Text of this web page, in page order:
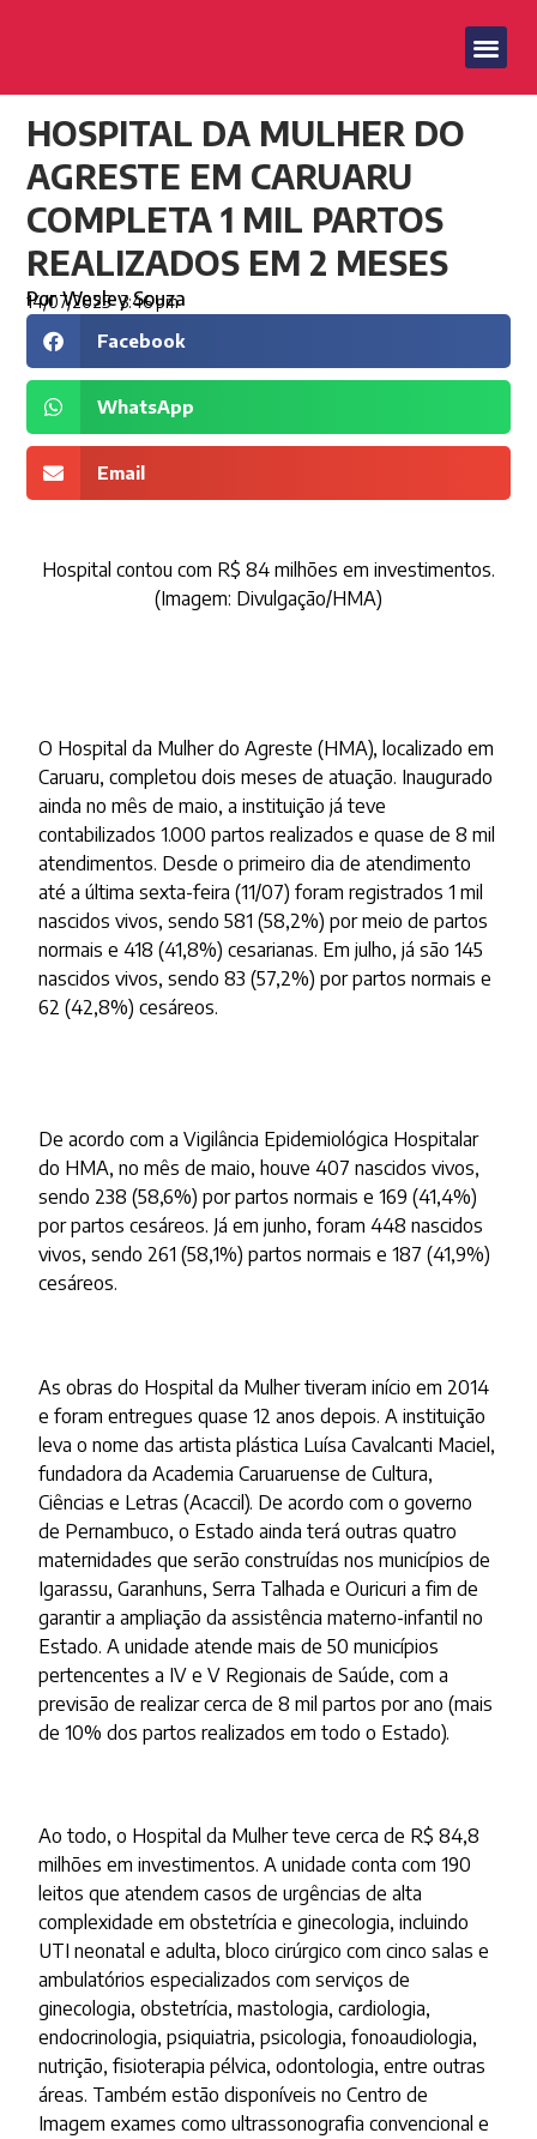
HOSPITAL DA MULHER DO
AGRESTE EM CARUARU
COMPLETA 1 MIL PARTOS
REALIZADOS EM 2 MESES
PorWesley Souza
14/07/2025 3:46 pm
Facebook
WhatsApp
Email
Hospital contou com R$ 84 milhões em investimentos.
(Imagem: Divulgação/HMA)
O Hospital da Mulher do Agreste (HMA), localizado em
Caruaru, completou dois meses de atuação. Inaugurado
ainda no mês de maio, a instituição já teve
contabilizados 1.000 partos realizados e quase de 8 mil
atendimentos. Desde o primeiro dia de atendimento
até a última sexta-feira (11/07) foram registrados 1 mil
nascidos vivos, sendo 581 (58,2%) por meio de partos
normais e 418 (41,8%) cesarianas. Em julho, já são 145
nascidos vivos, sendo 83 (57,2%) por partos normais e
62 (42,8%) cesáreos.
De acordo com a Vigilância Epidemiológica Hospitalar
do HMA, no mês de maio, houve 407 nascidos vivos,
sendo 238 (58,6%) por partos normais e 169 (41,4%)
por partos cesáreos. Já em junho, foram 448 nascidos
vivos, sendo 261 (58,1%) partos normais e 187 (41,9%)
cesáreos.
As obras do Hospital da Mulher tiveram início em 2014
e foram entregues quase 12 anos depois. A instituição
leva o nome das artista plástica Luísa Cavalcanti Maciel,
fundadora da Academia Caruaruense de Cultura,
Ciências e Letras (Acaccil). De acordo com o governo
de Pernambuco, o Estado ainda terá outras quatro
maternidades que serão construídas nos municípios de
Igarassu, Garanhuns, Serra Talhada e Ouricuri a fim de
garantir a ampliação da assistência materno-infantil no
Estado. A unidade atende mais de 50 municípios
pertencentes a IV e V Regionais de Saúde, com a
previsão de realizar cerca de 8 mil partos por ano (mais
de 10% dos partos realizados em todo o Estado).
Ao todo, o Hospital da Mulher teve cerca de R$ 84,8
milhões em investimentos. A unidade conta com 190
leitos que atendem casos de urgências de alta
complexidade em obstetrícia e ginecologia, incluindo
UTI neonatal e adulta, bloco cirúrgico com cinco salas e
ambulatórios especializados com serviços de
ginecologia, obstetrícia, mastologia, cardiologia,
endocrinologia, psiquiatria, psicologia, fonoaudiologia,
nutrição, fisioterapia pélvica, odontologia, entre outras
áreas. Também estão disponíveis no Centro de
Imagem exames como ultrassonografia convencional e